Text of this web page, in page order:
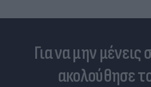
Για να μην μένεις
ακολούθησε